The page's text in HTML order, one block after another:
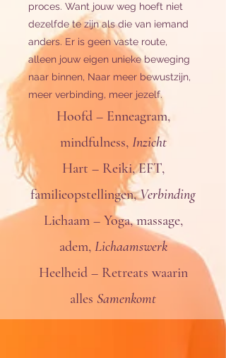
proces. Want jouw weg hoeft niet
dezelfde te zijn als die van iemand
anders. Er is geen vaste route,
alleen jouw eigen unieke beweging
naar binnen, Naar meer bewustzijn,
meer verbinding, meer jezelf.
Hoofd – Enneagram,
mindfulness, Inzicht
Hart – Reiki, EFT,
familieopstellingen,Verbinding
Lichaam – Yoga, massage,
adem, Lichaamswerk
Heelheid – Retreats waarin
alles Samenkomt